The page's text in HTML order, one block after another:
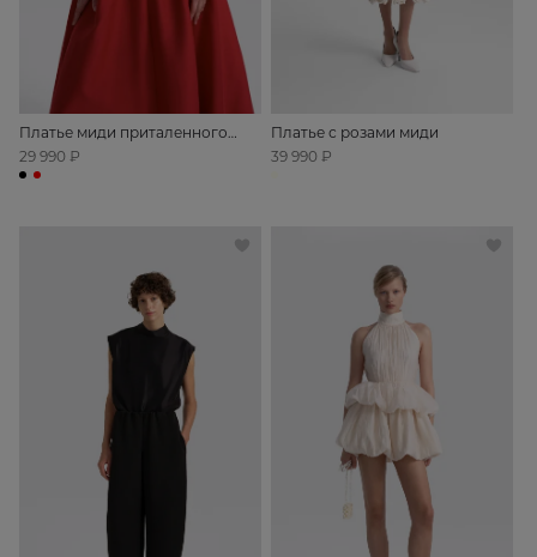
Платье миди приталенного
силуэта с открытыми плечами
29 990 ₽
Платье с розами миди
39 990 ₽